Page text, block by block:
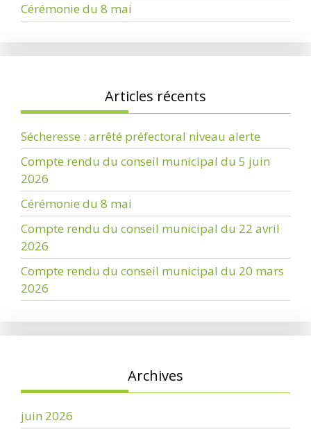
Cérémonie du 8 mai
Articles récents
Sécheresse : arrêté préfectoral niveau alerte
Compte rendu du conseil municipal du 5 juin
2026
Cérémonie du 8 mai
Compte rendu du conseil municipal du 22 avril
2026
Compte rendu du conseil municipal du 20 mars
2026
Archives
juin 2026